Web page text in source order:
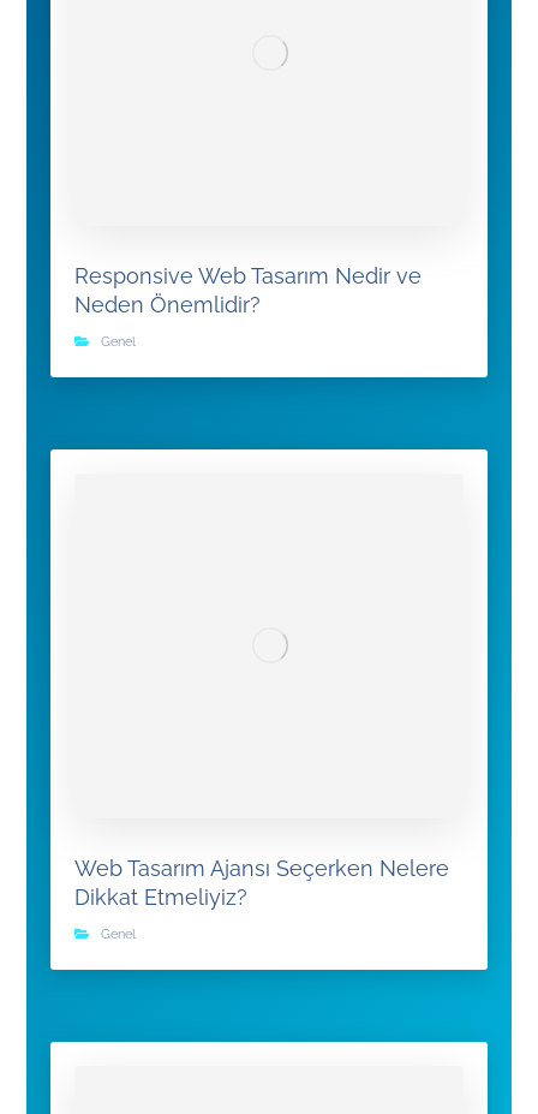
Responsive Web Tasarım Nedir ve
Neden Önemlidir?
Genel
Web Tasarım Ajansı Seçerken Nelere
Dikkat Etmeliyiz?
Genel